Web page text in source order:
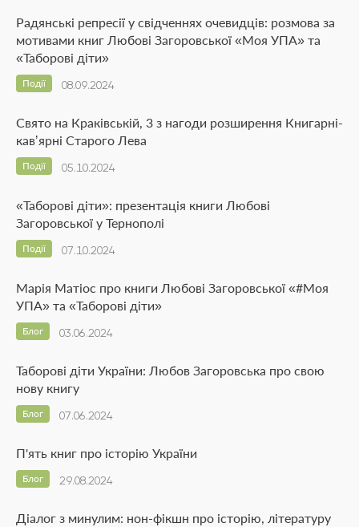
Радянські репресії у свідченнях очевидців: розмова за
мотивами книг Любові Загоровської «Моя УПА» та
«Таборові діти»
08.09.2024
Події
Свято на Краківській, 3 з нагоди розширення Книгарні-
кавʼярні Старого Лева
05.10.2024
Події
«Таборові діти»: презентація книги Любові
Загоровської у Тернополі
07.10.2024
Події
Марія Матіос про книги Любові Загоровської «#Моя
УПА» та «Таборові діти»
03.06.2024
Блог
Таборові діти України: Любов Загоровська про свою
нову книгу
07.06.2024
Блог
П'ять книг про історію України
29.08.2024
Блог
Діалог з минулим: нон-фікшн про історію, літературу